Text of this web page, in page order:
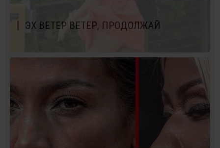
ЭХ ВЕТЕР ВЕТЕР, ПРОДОЛЖАЙ